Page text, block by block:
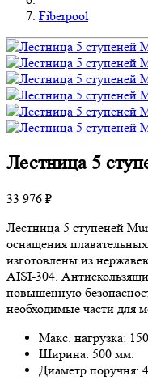
Fiberpool
Лестница 5
33 976 ₽
Лестница 5 ступеней
оснащения
изготовлены из
AISI-304.
повышенную
необходимые части для
Макс. нагрузка:
Ширина: 500 мм.
Диаметр поручня: